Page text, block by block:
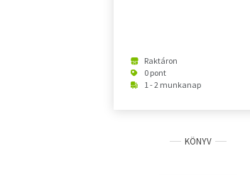
Raktáron
0 pont
1 - 2 munkanap
KÖNYV